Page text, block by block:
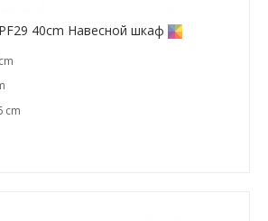
40cm Навесной шкаф
cm